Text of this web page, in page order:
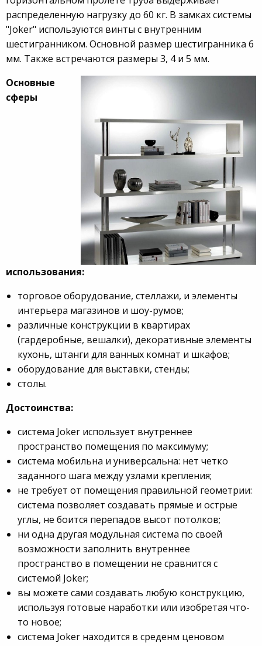
распределенную нагрузку до 60 кг. В замках системы
"Joker" используются винты с внутренним
шестигранником. Основной размер шестигранника 6
мм. Также встречаются размеры 3, 4 и 5 мм.
Основные
сферы
использования:
торговое оборудование, стеллажи, и элементы
интерьера магазинов и шоу-румов;
различные конструкции в квартирах
(гардеробные, вешалки), декоративные элементы
кухонь, штанги для ванных комнат и шкафов;
оборудование для выставки, стенды;
столы.
Достоинства:
система Joker использует внутреннее
пространство помещения по максимуму;
система мобильна и универсальна: нет четко
заданного шага между узлами крепления;
не требует от помещения правильной геометрии:
система позволяет создавать прямые и острые
углы, не боится перепадов высот потолков;
ни одна другая модульная система по своей
возможности заполнить внутреннее
пространство в помещении не сравнится с
системой Joker;
вы можете сами создавать любую конструкцию,
используя готовые наработки или изобретая что-
то новое;
система Joker находится в среденм ценовом